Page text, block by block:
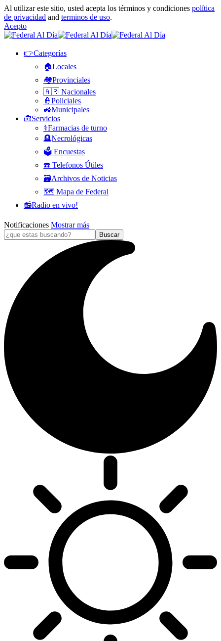
Al utilizar este sitio, usted acepta los términos y condiciones política
de privacidad and terminos de uso.
Acepto
👉Categorías
🏠Locales
🏘️Provinciales
🇦🇷 Nacionales
👮Policiales
🚜Municipales
🧰Servicios
⚕️Farmacias de turno
🪦Necrológicas
🗳️ Encuestas
☎️ Telefonos Útiles
🗃️Archivos de Noticias
🗺️ Mapa de Federal
📻Radio en vivo!
Notificaciones Mostrar más